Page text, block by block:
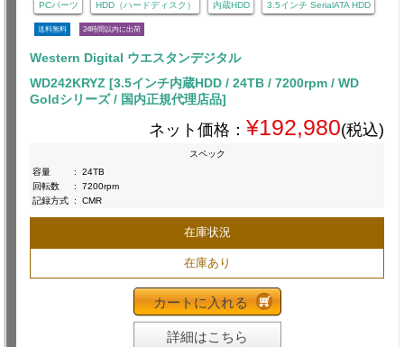
PCパーツ HDD（ハードディスク） 内蔵HDD 3.5インチ SerialATA HDD
送料無料 24時間以内に出荷
Western Digital ウエスタンデジタル
WD242KRYZ [3.5インチ内蔵HDD / 24TB / 7200rpm / WD
Goldシリーズ / 国内正規代理店品]
ネット価格： ¥192,980(税込)
スペック
容量
:
24TB
回転数
:
7200rpm
記録方式 : CMR
在庫状況
在庫あり
カートに入れる
詳細はこちら